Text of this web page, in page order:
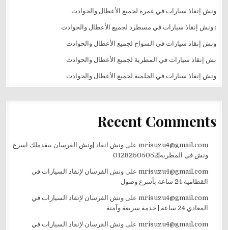
ونش إنقاذ سيارات في غمرة لجميع الأعطال والحوادث
: ونش إنقاذ سيارات في مسطرد لجميع الأعطال والحوادث
ونش إنقاذ سيارات في السواح لجميع الأعطال والحوادث
نش إنقاذ سيارات في المطرية لجميع الأعطال والحوادث
ونش إنقاذ سيارات في الحلمية لجميع الأعطال والحوادث
Recent Comments
mrisuzu4@gmail.comعلى ونش انقاذ |ونش الفرسان بيقدملك اسرع
ونش في المطرية|01282505052
mrisuzu4@gmail.comعلى ونش الفرسان لإنقاذ السيارات في
القطامية 24 ساعة بأسرع وصول
mrisuzu4@gmail.comعلى ونش الفرسان لإنقاذ السيارات في
المعادي 24 ساعة | خدمة سريعة وآمنة
mrisuzu4@gmail.comعلى ونش الفرسان لإنقاذ السيارات في